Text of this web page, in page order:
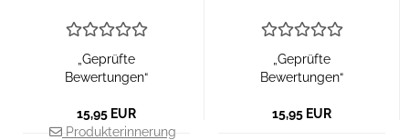
„Geprüfte
Bewertungen“
15,95 EUR
Produkterinnerung
„Geprüfte
Bewertungen“
15,95 EUR